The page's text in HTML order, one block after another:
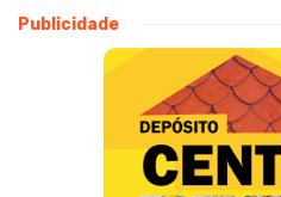
Publicidade